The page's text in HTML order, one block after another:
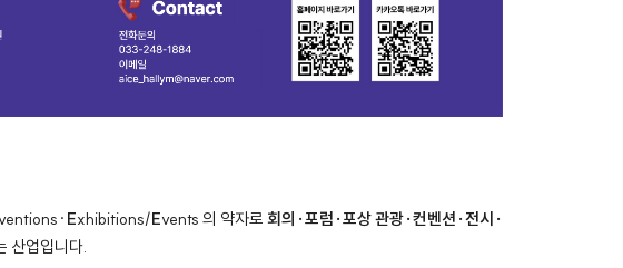
Exhibitions/Events 의 약자로 회의·포럼·포상 관광·컨벤션·전시·
산업입니다.